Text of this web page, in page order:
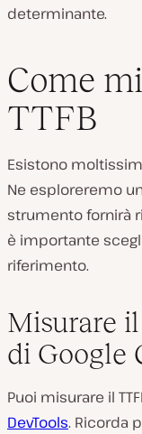
determinante.
Come
TTFB
Esistono
Ne esploreremo
strumento fornirà
è importante
riferimento.
Misurare
di Google
Puoi misurare il
DevTools. Ricorda